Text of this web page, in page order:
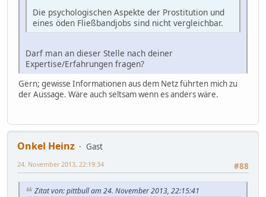
Die psychologischen Aspekte der Prostitution und
eines öden Fließbandjobs sind nicht vergleichbar.
Darf man an dieser Stelle nach deiner
Expertise/Erfahrungen fragen?
Gern; gewisse Informationen aus dem Netz führten mich zu
der Aussage. Wäre auch seltsam wenn es anders wäre.
Onkel Heinz
Gast
#88
24. November 2013, 22:19:34
Zitat von: pittbull am 24. November 2013, 22:15:41